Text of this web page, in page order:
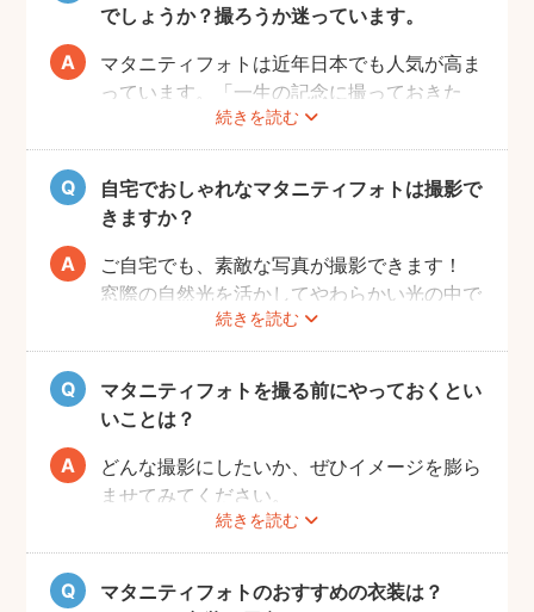
でしょうか？撮ろうか迷っています。
続きを読む
マタニティフォトは近年日本でも人気が高ま
っています。「一生の記念に撮っておきた
い」と考える方が増えているようです。
また、マタニティフォトを撮るべきか迷って
いらっしゃる方の多くに、「衣装がはずかし
い」「素肌を見られたくない」と考える方も
多いようです。
fotowaではご自宅への出張も可能ですの
で、ご夫婦らしい装いで自然体なマタニティ
フォトを撮影いただけます。
ご近所の公園でカジュアルに撮影したり、素
肌をみせる衣装ではご自宅で撮影するなど、
撮影時間の範囲内でシーンを変えることも可
能です。
自宅でおしゃれなマタニティフォトは撮影で
きますか？
続きを読む
ご自宅でも、素敵な写真が撮影できます！
窓際の自然光を活かしてやわらかい光の中で
撮影するのが人気です。妊婦さんはお部屋の
お片付けも大変かと思いますが、撮影したい
場所周辺だけお片付けいただく程度で大丈夫
です。
マタニティフォトを撮る前にやっておくとい
いことは？
続きを読む
どんな撮影にしたいか、ぜひイメージを膨ら
ませてみてください。
Instagramやママ向けの雑誌などで、素敵な
撮影事例を見たり、サッシュベルト等の撮影
小物について情報収集するのも楽しいです
マタニティフォトのおすすめの衣装は？